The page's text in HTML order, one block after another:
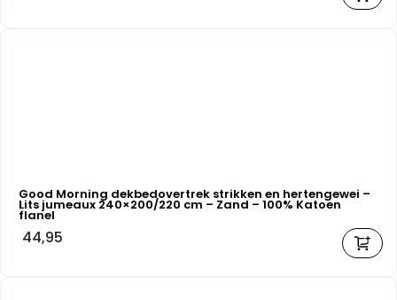
Good Morning dekbedovertrek strikken en hertengewei –
Lits jumeaux 240×200/220 cm – Zand – 100% Katoen
flanel
44,95